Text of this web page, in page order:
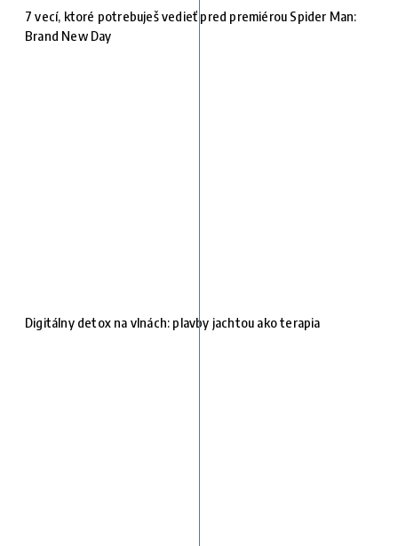
7 vecí, ktoré potrebuješ vedieť pred premiérou Spider Man:
Brand New Day
Digitálny detox na vlnách: plavby jachtou ako terapia